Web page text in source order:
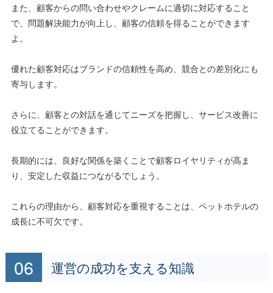
また、顧客からの問い合わせやクレームに適切に対応すること
で、問題解決能力が向上し、顧客の信頼を得ることができます
よ。
優れた顧客対応はブランドの信頼性を高め、競合との差別化にも
寄与します。
さらに、顧客との対話を通じてニーズを把握し、サービス改善に
役立てることができます。
長期的には、良好な関係を築くことで顧客ロイヤリティが高ま
り、安定した収益につながるでしょう。
これらの理由から、顧客対応を重視することは、ペットホテルの
成長に不可欠です。
運営の成功を支える知識